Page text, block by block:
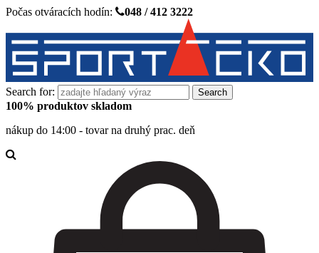
Počas otváracích hodín: 048 / 412 3222
Search for:
100% produktov skladom
nákup do 14:00 - tovar na druhý prac. deň